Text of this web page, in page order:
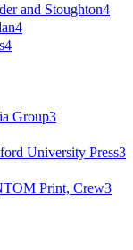
and Stoughton4
4
4
Group3
University Press3
Print, Crew3